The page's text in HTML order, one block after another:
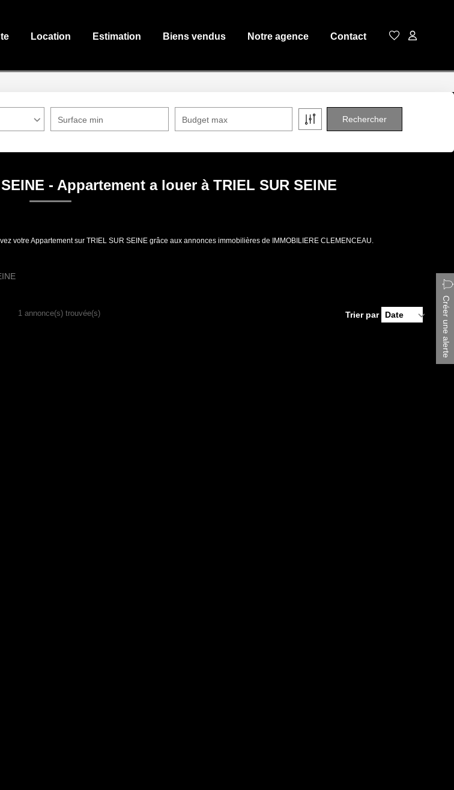
Location Estimation Biens vendus Notre agence Contact
Surface min Budget max
- Appartement a louer à TRIEL SUR SEINE
votre Appartement sur TRIEL SUR SEINE grâce aux annonces immobilières de IMMOBILIERE CLEMENCEAU.
Créer une alerte
1 annonce(s) trouvée(s) Trier par